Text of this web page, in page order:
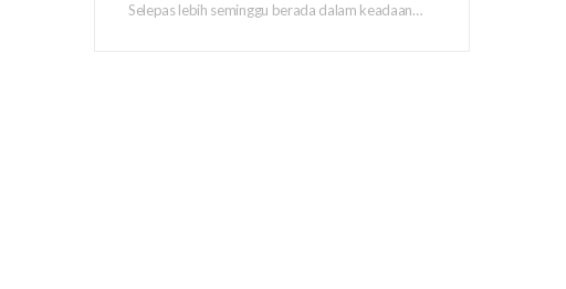
Selepas lebih seminggu berada dalam keadaan koma akibat kemalangan dipercayai berpunca daripada kejadian dikejar sekumpulan…